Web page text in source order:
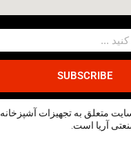
SUBSCRIBE
متعلق به تجهیزات آشپزخانه
آریا است.